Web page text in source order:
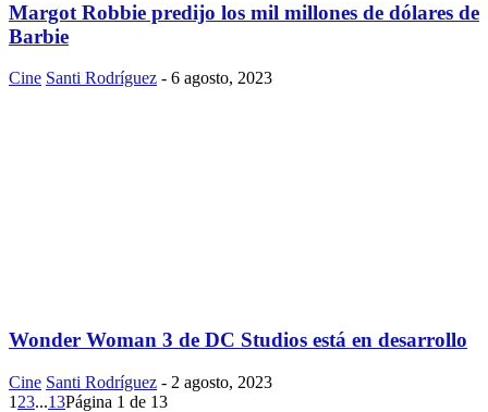
Margot Robbie predijo los mil millones de dólares de
Barbie
Cine Santi Rodríguez - 6 agosto, 2023
Wonder Woman 3 de DC Studios está en desarrollo
Cine Santi Rodríguez - 2 agosto, 2023
1 23...13Página 1 de 13